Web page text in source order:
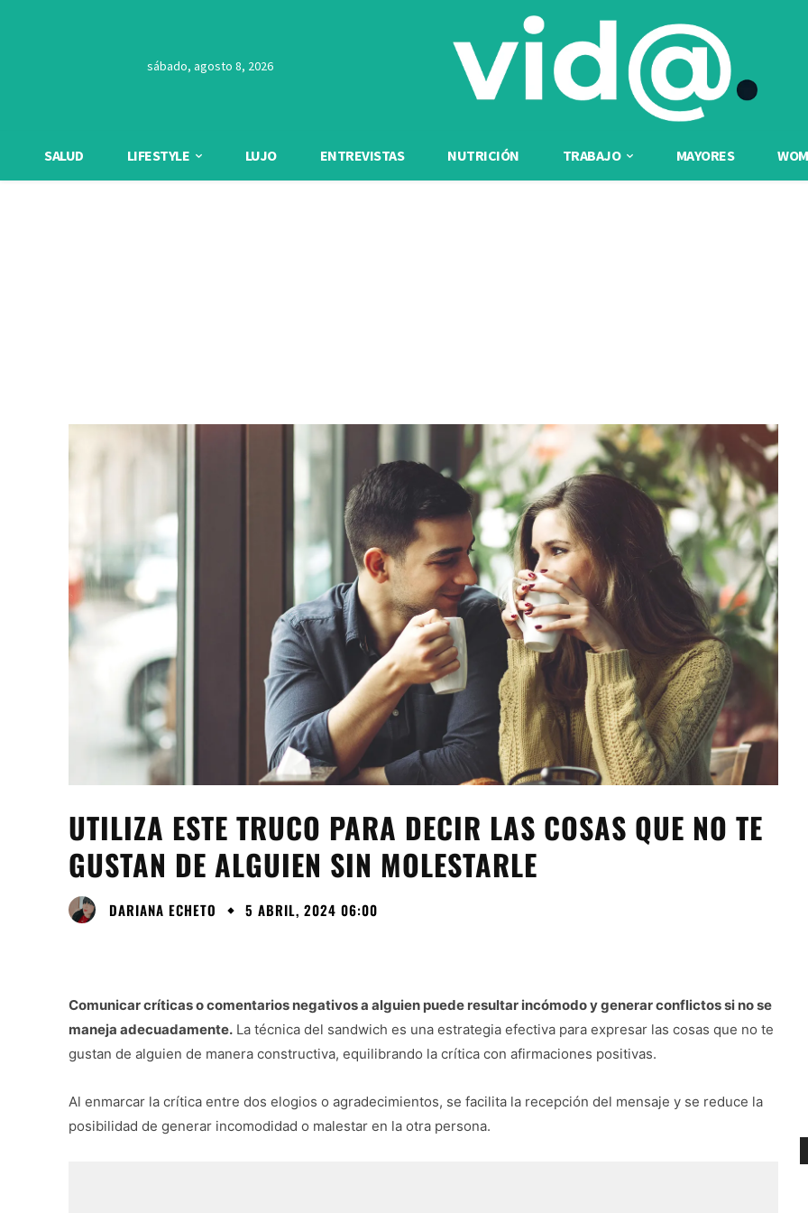
sábado, agosto 8, 2026
SALUD LIFESTYLE LUJO ENTREVISTAS NUTRICIÓN TRABAJO MAYORES
UTILIZA ESTE TRUCO PARA DECIR LAS COSAS QUE NO TE
GUSTAN DE ALGUIEN SIN MOLESTARLE
DARIANA ECHETO 5 ABRIL, 2024 06:00
Comunicar críticas o comentarios negativos a alguien puede resultar incómodo y generar conflictos si no se
maneja adecuadamente. La técnica del sandwich es una estrategia efectiva para expresar las cosas que no te
gustan de alguien de manera constructiva, equilibrando la crítica con afirmaciones positivas.
Al enmarcar la crítica entre dos elogios o agradecimientos, se facilita la recepción del mensaje y se reduce la
posibilidad de generar incomodidad o malestar en la otra persona.